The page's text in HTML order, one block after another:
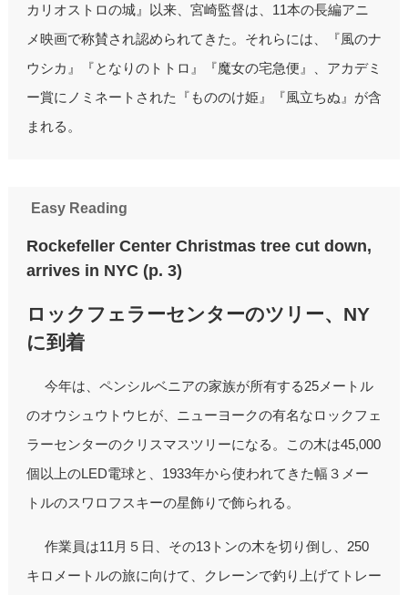
カリオストロの城』以来、宮崎監督は、11本の長編アニ
メ映画で称賛され認められてきた。それらには、『風のナ
ウシカ』『となりのトトロ』『魔女の宅急便』、アカデミ
ー賞にノミネートされた『もののけ姫』『風立ちぬ』が含
まれる。
Easy Reading
Rockefeller Center Christmas tree cut down,
arrives in NYC (p. 3)
ロックフェラーセンターのツリー、NY
に到着
今年は、ペンシルベニアの家族が所有する25メートル
のオウシュウトウヒが、ニューヨークの有名なロックフェ
ラーセンターのクリスマスツリーになる。この木は45,000
個以上のLED電球と、1933年から使われてきた幅３メー
トルのスワロフスキーの星飾りで飾られる。
作業員は11月５日、その13トンの木を切り倒し、250
キロメートルの旅に向けて、クレーンで釣り上げてトレー